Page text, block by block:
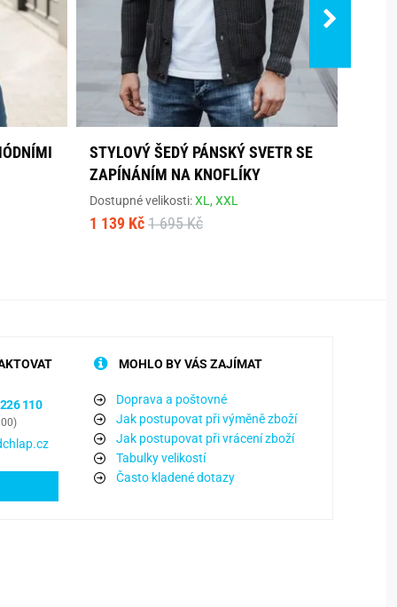
STYLOVÝ ŠEDÝ PÁNSKÝ SVETR SE
ZAPÍNÁNÍM NA KNOFLÍKY
Dostupné velikosti:XL,XXL
1 139 Kč 1 695 Kč
110
MOHLO BY VÁS ZAJÍMAT
Doprava a poštovné
Jak postupovat při výměně zboží
Jak postupovat při vrácení zboží
Tabulky velikostí
Často kladené dotazy